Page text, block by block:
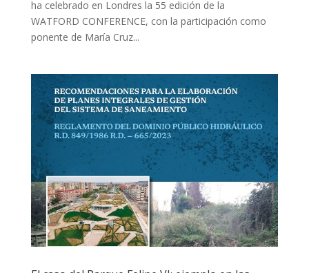
ha celebrado en Londres la 55 edición de la
WATFORD CONFERENCE, con la participación como
ponente de María Cruz...